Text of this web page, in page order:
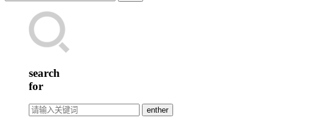
search
for
enther